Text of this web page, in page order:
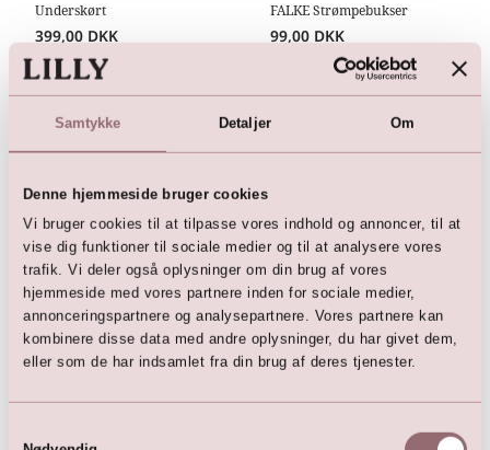
Samtykke Detaljer Om
Denne hjemmeside bruger cookies
Vi bruger cookies til at tilpasse vores indhold og annoncer, til at
vise dig funktioner til sociale medier og til at analysere vores
trafik. Vi deler også oplysninger om din brug af vores
hjemmeside med vores partnere inden for sociale medier,
annonceringspartnere og analysepartnere. Vores partnere kan
kombinere disse data med andre oplysninger, du har givet dem,
eller som de har indsamlet fra din brug af deres tjenester.
Underskørt
399,00 DKK
FALKE Strømpebukser
99,00 DKK
Her er favoritterne